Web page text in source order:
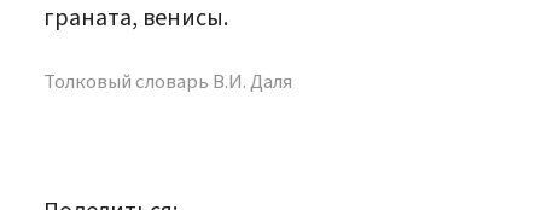
граната, венисы.
Толковый словарь В.И. Даля